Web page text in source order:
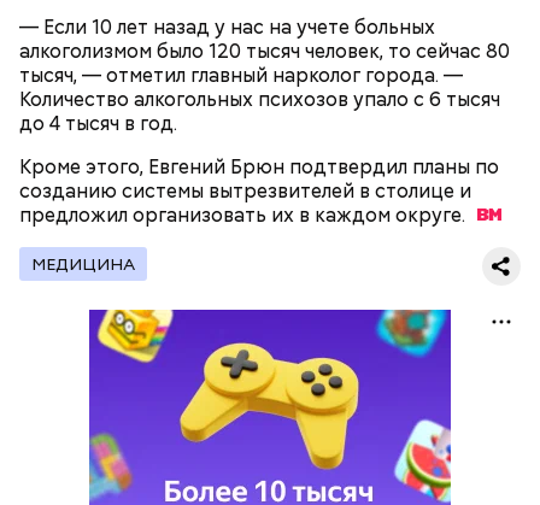
— Если 10 лет назад у нас на учете больных
алкоголизмом было 120 тысяч человек, то сейчас 80
тысяч, — отметил главный нарколог города. —
Количество алкогольных психозов упало с 6 тысяч
до 4 тысяч в год.
Кроме этого, Евгений Брюн подтвердил планы по
созданию системы вытрезвителей в столице и
предложил организовать их в каждомокруге.
МЕДИЦИНА
На площадку заходят мужчина и женщина со
своими питомцами.
Степан Орлов, председатель комиссии
Мосгордумы по городскому хозяйству и жилищной
расширенное заседание комиссий, будем готовить
положительный отзыв на этот законопроект.
Надеюсь, что инициативу поддержат наши коллеги
в Государственной думе.